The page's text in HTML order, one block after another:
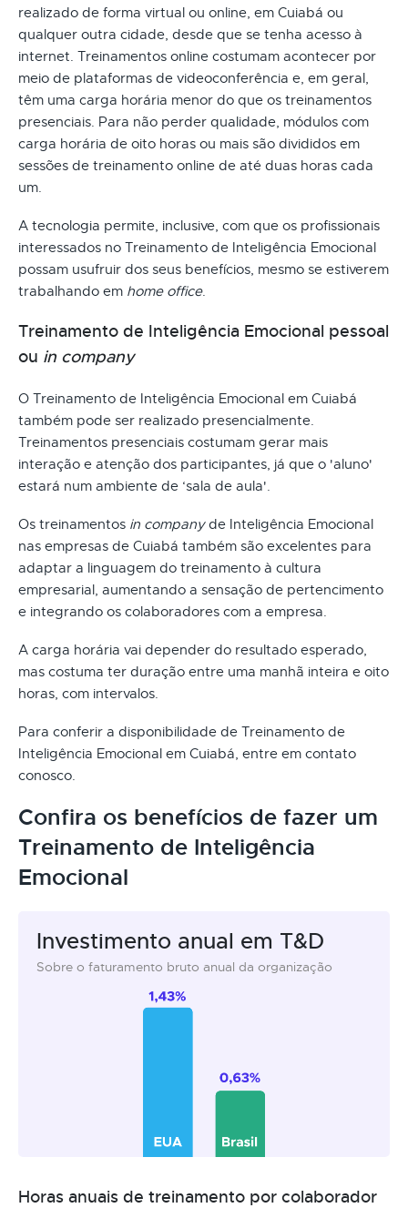
realizado de forma virtual ou online, em Cuiabá ou
qualquer outra cidade, desde que se tenha acesso à
internet. Treinamentos online costumam acontecer por
meio de plataformas de videoconferência e, em geral,
têm uma carga horária menor do que os treinamentos
presenciais. Para não perder qualidade, módulos com
carga horária de oito horas ou mais são divididos em
sessões de treinamento online de até duas horas cada
um.
A tecnologia permite, inclusive, com que os profissionais
interessados no Treinamento de Inteligência Emocional
possam usufruir dos seus benefícios, mesmo se estiverem
trabalhando em home office.
Treinamento de Inteligência Emocional pessoal
ou in company
O Treinamento de Inteligência Emocional em Cuiabá
também pode ser realizado presencialmente.
Treinamentos presenciais costumam gerar mais
interação e atenção dos participantes, já que o 'aluno'
estará num ambiente de ‘sala de aula'.
Os treinamentos in companyde Inteligência Emocional
nas empresas de Cuiabá também são excelentes para
adaptar a linguagem do treinamento à cultura
empresarial, aumentando a sensação de pertencimento
e integrando os colaboradores com a empresa.
A carga horária vai depender do resultado esperado,
mas costuma ter duração entre uma manhã inteira e oito
horas, com intervalos.
Para conferir a disponibilidade de Treinamento de
Inteligência Emocional em Cuiabá, entre em contato
conosco.
Confira os benefícios de fazer um
Treinamento de Inteligência
Emocional
Investimento anual em T&D
Sobre o faturamento bruto anual da organização
Horas anuais de treinamento por colaborador